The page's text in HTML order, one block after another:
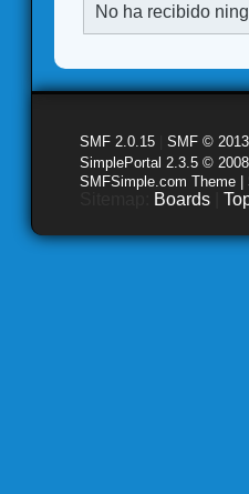
No ha recibido
SMF 2.0.15 SMF © 2013
SimplePortal 2.3.5 ©
SMFSimple.com Theme |
Boards